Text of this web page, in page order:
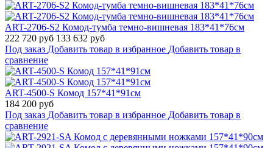
ART-2706-S2 Комод-тумба темно-вишневая 183*41*76см
222 720 руб 133 632 руб
Под заказ Добавить товар в избранное Добавить товар в
сравнение
ART-4500-S Комод 157*41*91см
184 200 руб
Под заказ Добавить товар в избранное Добавить товар в
сравнение